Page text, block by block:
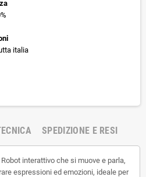
italia
SPEDIZIONE E RESI
Robot interattivo che si muove e parla,
espressioni ed emozioni, ideale per